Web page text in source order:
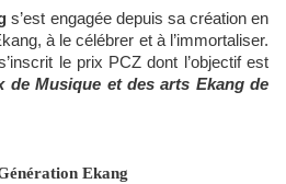
s’est engagée depuis sa création en
à le célébrer et à l’immortaliser.
le prix PCZ dont l’objectif est
de Musique et des arts Ekang de
Ekang